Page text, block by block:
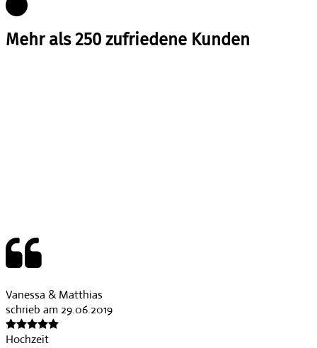
Mehr als 250 zufriedene Kunden
Vanessa & Matthias
schrieb am 29.06.2019
Hochzeit